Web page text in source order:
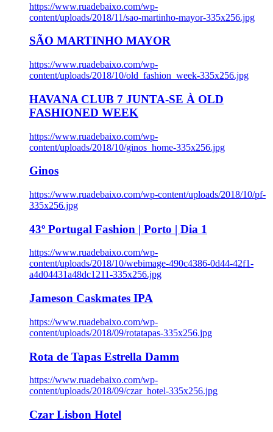
https://www.ruadebaixo.com/wp-
content/uploads/2018/11/sao-martinho-mayor-335x256.jpg
SÃO MARTINHO MAYOR
https://www.ruadebaixo.com/wp-
content/uploads/2018/10/old_fashion_week-335x256.jpg
HAVANA CLUB 7 JUNTA-SE À OLD
FASHIONED WEEK
https://www.ruadebaixo.com/wp-
content/uploads/2018/10/ginos_home-335x256.jpg
Ginos
https://www.ruadebaixo.com/wp-content/uploads/2018/10/pf-
335x256.jpg
43º Portugal Fashion | Porto | Dia 1
https://www.ruadebaixo.com/wp-
content/uploads/2018/10/webimage-490c4386-0d44-42f1-
a4d04431a48dc1211-335x256.jpg
Jameson Caskmates IPA
https://www.ruadebaixo.com/wp-
content/uploads/2018/09/rotatapas-335x256.jpg
Rota de Tapas Estrella Damm
https://www.ruadebaixo.com/wp-
content/uploads/2018/09/czar_hotel-335x256.jpg
Czar Lisbon Hotel